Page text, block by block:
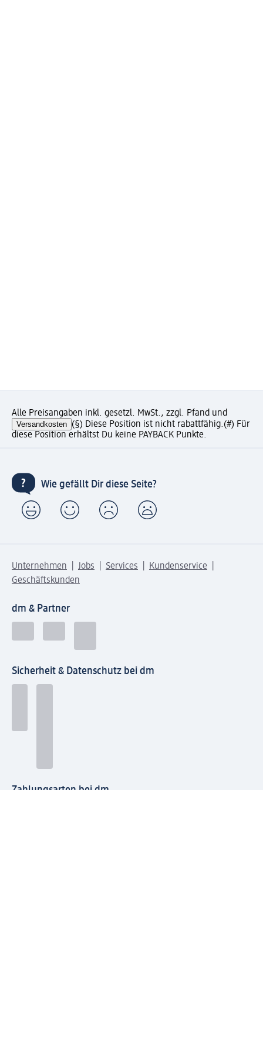
Alle Preisangaben inkl. gesetzl. MwSt., zzgl. Pfand und
Versandkosten (§) Diese Position ist nicht rabattfähig.(#) Für
diese Position erhältst Du keine PAYBACK Punkte.
Wie gefällt Dir diese Seite?
Unternehmen Jobs Services
Kundenservice
Geschäftskunden
dm & Partner
Sicherheit & Datenschutz bei dm
Zahlungsarten bei dm